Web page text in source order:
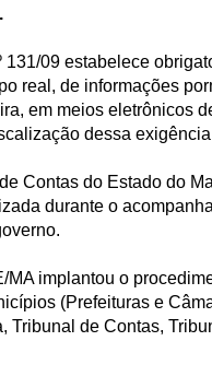
131/09 estabelece
real, de informações
em meios eletrônicos
dessa
Contas do Estado do
durante o
MA implantou o
(Prefeituras e
Tribunal de Contas,